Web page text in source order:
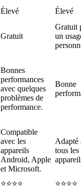
Élevé Élevé
Gratuit
Gratuit
un
Bonnes
performances
avec quelques
problèmes de
performance.
Bonne
Compatible
avec les
appareils
Android, Apple
et Microsoft.
Adapté
tous les
⭐⭐⭐⭐ ⭐⭐⭐⭐